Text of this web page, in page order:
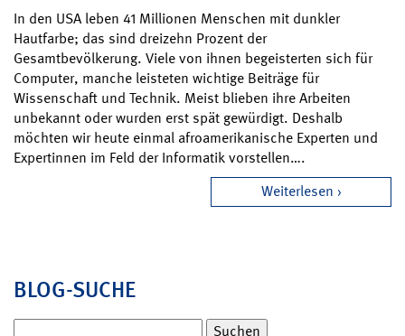
In den USA leben 41 Millionen Menschen mit dunkler
Hautfarbe; das sind dreizehn Prozent der
Gesamtbevölkerung. Viele von ihnen begeisterten sich für
Computer, manche leisteten wichtige Beiträge für
Wissenschaft und Technik. Meist blieben ihre Arbeiten
unbekannt oder wurden erst spät gewürdigt. Deshalb
möchten wir heute einmal afroamerikanische Experten und
Expertinnen im Feld der Informatik vorstellen….
Weiterlesen
BLOG-SUCHE